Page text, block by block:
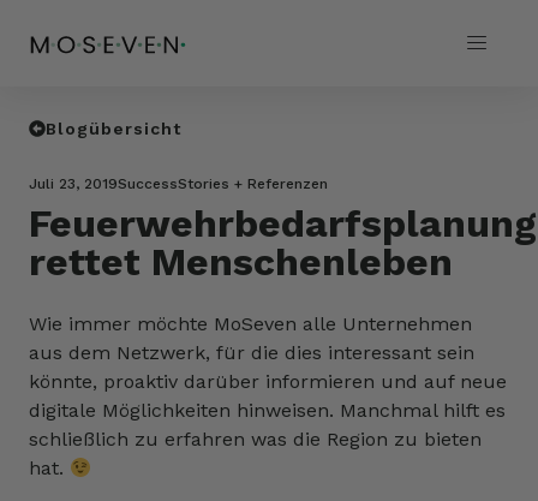
Blogübersicht
Juli 23, 2019SuccessStories + Referenzen
Feuerwehrbedarfsplanung
rettet Menschenleben
Wie immer möchte MoSeven alle Unternehmen
aus dem Netzwerk, für die dies interessant sein
könnte, proaktiv darüber informieren und auf neue
digitale Möglichkeiten hinweisen. Manchmal hilft es
schließlich zu erfahren was die Region zu bieten
hat.